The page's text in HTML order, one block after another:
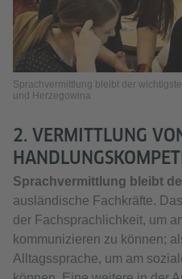
Sprachvermittlung bleibt der
und Herzegowina
2. VERMITTLUNG
Sprachvermittlung bleibt
ausländische Fachkräfte.
der Fachsprachlichkeit, um
kommunizieren zu können;
Alltagssprache, um am